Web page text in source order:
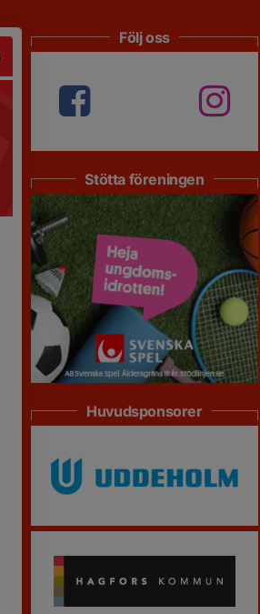
Följ oss
Stötta föreningen
Huvudsponsorer